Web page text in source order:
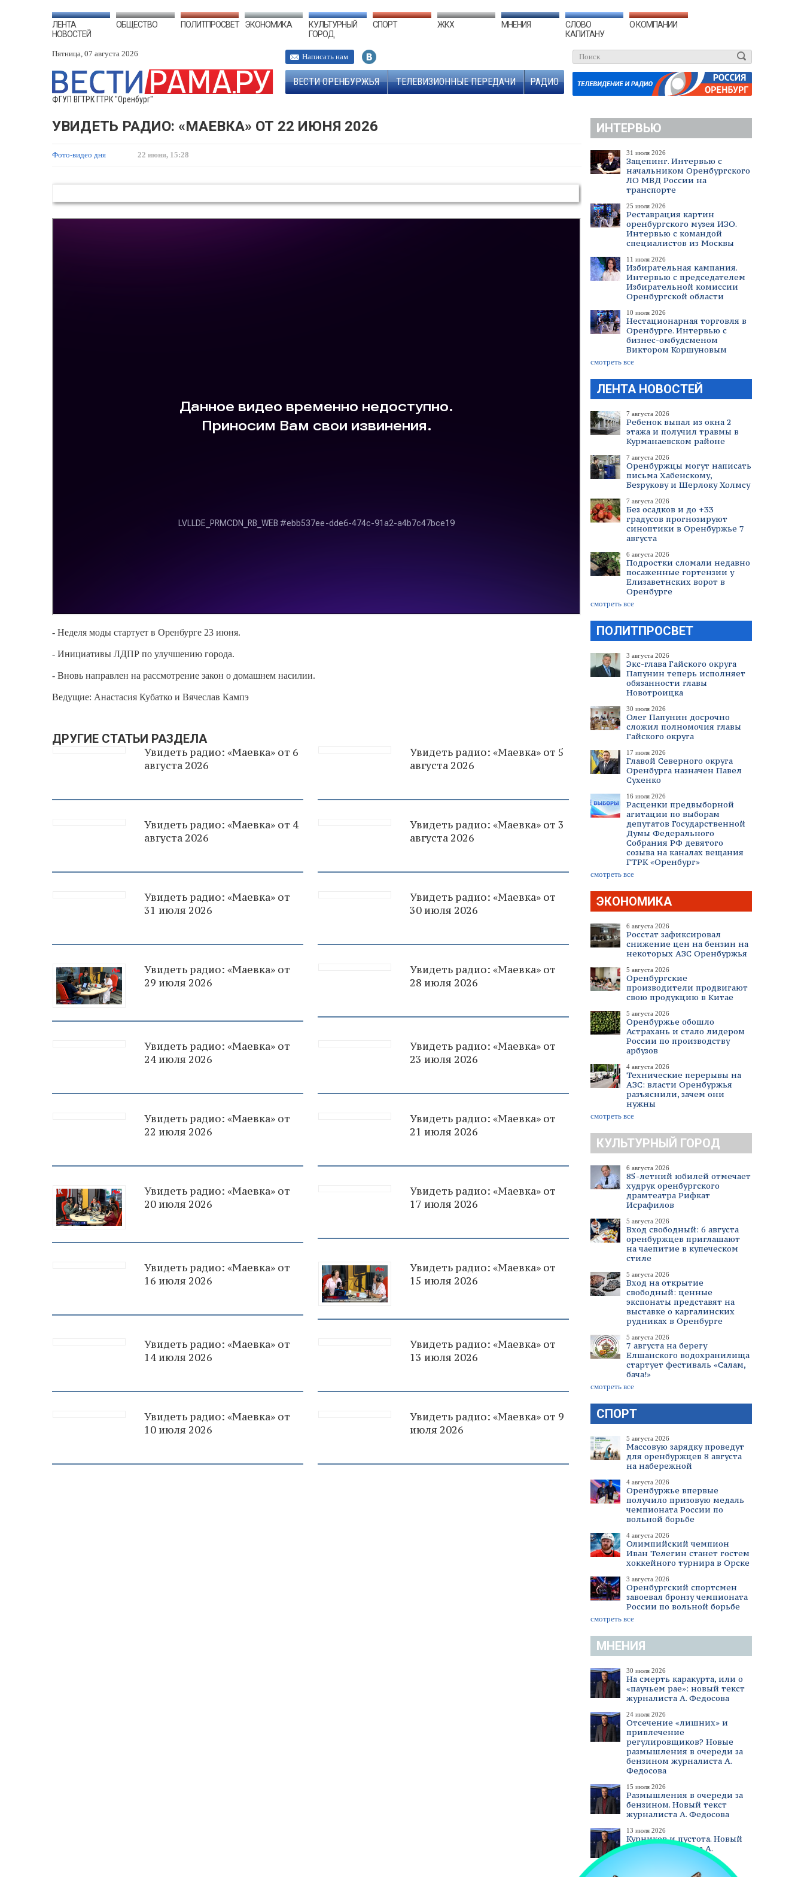
ЛЕНТА
НОВОСТЕЙ
ОБЩЕСТВО ПОЛИТПРОСВЕТ ЭКОНОМИКА
КУЛЬТУРНЫЙ
ГОРОД
СПОРТ ЖКХ МНЕНИЯ
СЛОВО
КАПИТАНУ
О КОМПАНИИ
Пятница, 07 августа 2026
ФГУП ВГТРК ГТРК "Оренбург"
Написать нам
ВЕСТИ ОРЕНБУРЖЬЯ ТЕЛЕВИЗИОННЫЕ ПЕРЕДАЧИ РАДИО
ИНТЕРВЬЮ
31 июля 2026
Зацепинг. Интервью с
начальником Оренбургского
ЛО МВД России на
транспорте
25 июля 2026
Реставрация картин
оренбургского музея ИЗО.
Интервью с командой
специалистов из Москвы
11 июля 2026
Избирательная кампания.
Интервью с председателем
Избирательной комиссии
Оренбургской области
10 июля 2026
Нестационарная торговля в
Оренбурге. Интервью с
бизнес-омбудсменом
Виктором Коршуновым
смотреть все
ЛЕНТА НОВОСТЕЙ
7 августа 2026
Ребенок выпал из окна 2
этажа и получил травмы в
Курманаевском районе
7 августа 2026
Оренбуржцы могут написать
письма Хабенскому,
Безрукову и Шерлоку Холмсу
7 августа 2026
Без осадков и до +33
градусов прогнозируют
синоптики в Оренбуржье 7
августа
6 августа 2026
Подростки сломали недавно
посаженные гортензии у
Елизаветнских ворот в
Оренбурге
смотреть все
ПОЛИТПРОСВЕТ
3 августа 2026
Экс-глава Гайского округа
Папунин теперь исполняет
обязанности главы
Новотроицка
30 июля 2026
Олег Папунин досрочно
сложил полномочия главы
Гайского округа
17 июля 2026
Главой Северного округа
Оренбурга назначен Павел
Сухенко
16 июля 2026
Расценки предвыборной
агитации по выборам
депутатов Государственной
Думы Федерального
Собрания РФ девятого
созыва на каналах вещания
ГТРК «Оренбург»
смотреть все
ЭКОНОМИКА
6 августа 2026
Росстат зафиксировал
снижение цен на бензин на
некоторых АЗС Оренбуржья
5 августа 2026
Оренбургские
производители продвигают
свою продукцию в Китае
5 августа 2026
Оренбуржье обошло
Астрахань и стало лидером
России по производству
арбузов
4 августа 2026
Технические перерывы на
АЗС: власти Оренбуржья
разъяснили, зачем они
нужны
смотреть все
КУЛЬТУРНЫЙ ГОРОД
6 августа 2026
85-летний юбилей отмечает
худрук оренбургского
драмтеатра Рифкат
Исрафилов
5 августа 2026
Вход свободный: 6 августа
оренбуржцев приглашают
на чаепитие в купеческом
стиле
5 августа 2026
Вход на открытие
свободный: ценные
экспонаты представят на
выставке о каргалинских
рудниках в Оренбурге
5 августа 2026
7 августа на берегу
Елшанского водохранилища
стартует фестиваль «Салам,
бача!»
смотреть все
СПОРТ
5 августа 2026
Массовую зарядку проведут
для оренбуржцев 8 августа
на набережной
4 августа 2026
Оренбуржье впервые
получило призовую медаль
чемпионата России по
вольной борьбе
4 августа 2026
Олимпийский чемпион
Иван Телегин станет гостем
хоккейного турнира в Орске
3 августа 2026
Оренбургский спортсмен
завоевал бронзу чемпионата
России по вольной борьбе
смотреть все
МНЕНИЯ
30 июля 2026
На смерть каракурта, или о
«паучьем рае»: новый текст
журналиста А. Федосова
24 июля 2026
Отсечение «лишних» и
привлечение
регулировщиков? Новые
размышления в очереди за
бензином журналиста А.
Федосова
15 июля 2026
Размышления в очереди за
бензином. Новый текст
журналиста А. Федосова
13 июля 2026
Курников и пустота. Новый
текст журналиста А.
смотреть все
УВИДЕТЬ РАДИО: «МАЕВКА» ОТ 22 ИЮНЯ 2026
Фото-видео дня 22 июня, 15:28
- Неделя моды стартует в Оренбурге 23 июня.
- Инициативы ЛДПР по улучшению города.
- Вновь направлен на рассмотрение закон о домашнем насилии.
Ведущие: Анастасия Кубатко и Вячеслав Кампэ
ДРУГИЕ СТАТЬИ РАЗДЕЛА
Увидеть радио: «Маевка» от 6
августа 2026
Увидеть радио: «Маевка» от 5
августа 2026
Увидеть радио: «Маевка» от 4
августа 2026
Увидеть радио: «Маевка» от 3
августа 2026
Увидеть радио: «Маевка» от
31 июля 2026
Увидеть радио: «Маевка» от
30 июля 2026
Увидеть радио: «Маевка» от
29 июля 2026
Увидеть радио: «Маевка» от
28 июля 2026
Увидеть радио: «Маевка» от
24 июля 2026
Увидеть радио: «Маевка» от
23 июля 2026
Увидеть радио: «Маевка» от
22 июля 2026
Увидеть радио: «Маевка» от
21 июля 2026
Увидеть радио: «Маевка» от
20 июля 2026
Увидеть радио: «Маевка» от
17 июля 2026
Увидеть радио: «Маевка» от
16 июля 2026
Увидеть радио: «Маевка» от
15 июля 2026
Увидеть радио: «Маевка» от
14 июля 2026
Увидеть радио: «Маевка» от
13 июля 2026
Увидеть радио: «Маевка» от
10 июля 2026
Увидеть радио: «Маевка» от 9
июля 2026